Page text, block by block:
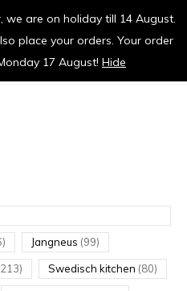
keuken op
Jangneus (99)
Swedisch kitchen (80)
are on holiday till 14 August.
place your orders. Your order
17 August! Hide